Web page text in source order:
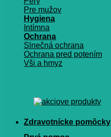
Pre mužov
Hygiena
Intímna
Ochrana
Slnečná ochrana
Ochrana pred potením
Vši a hmyz
Zdravotnícke pomôcky